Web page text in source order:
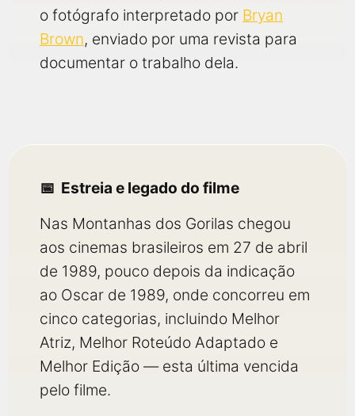
o fotógrafo interpretado por Bryan
Brown, enviado por uma revista para
documentar o trabalho dela.
Estreia e legado do filme
Nas Montanhas dos Gorilas chegou
aos cinemas brasileiros em 27 de abril
de 1989, pouco depois da indicação
ao Oscar de 1989, onde concorreu em
cinco categorias, incluindo Melhor
Atriz, Melhor Roteúdo Adaptado e
Melhor Edição — esta última vencida
pelo filme.